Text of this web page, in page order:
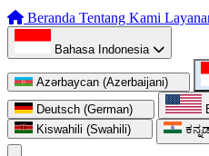
Beranda Tentang Kami
Bahasa Indonesia
Azərbaycan (Azerbaijani)
Deutsch (German)
Kiswahili (Swahili)